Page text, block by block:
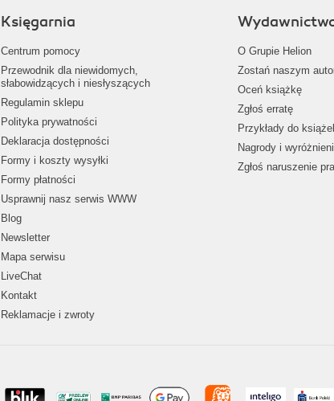
Księgarnia
Centrum pomocy
Przewodnik dla niewidomych,
słabowidzących i niesłyszących
Regulamin sklepu
Polityka prywatności
Deklaracja dostępności
Formy i koszty wysyłki
Formy płatności
Usprawnij nasz serwis WWW
Blog
Newsletter
Mapa serwisu
LiveChat
Kontakt
Reklamacje i zwroty
O Grupie Helion
Zostań naszym
Oceń książkę
Zgłoś erratę
Przykłady do
Nagrody i
Zgłoś naruszenie